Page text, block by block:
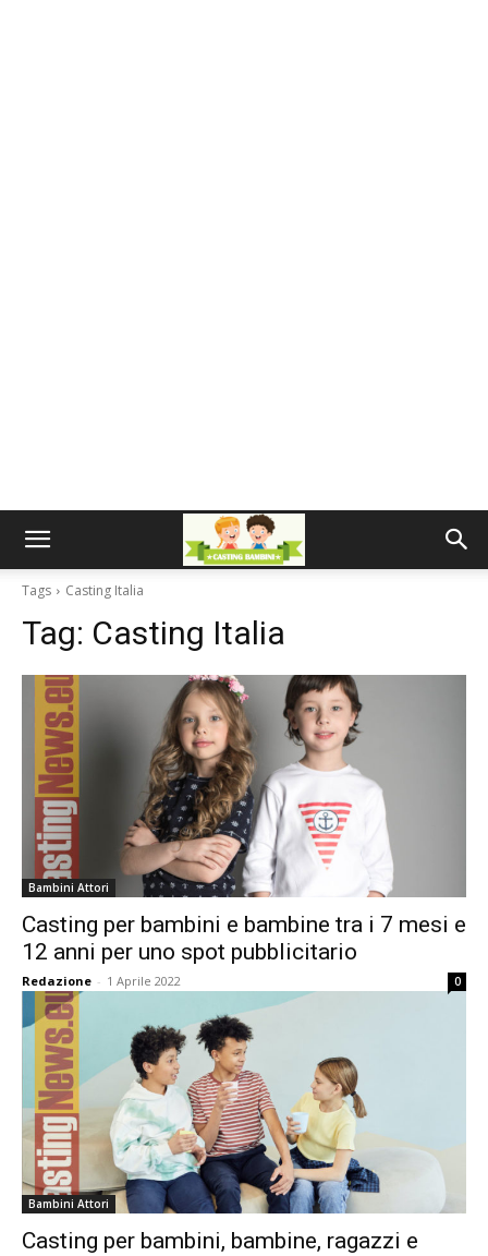
Tags Casting Italia
Tag: Casting Italia
Bambini Attori
Casting per bambini e bambine tra i 7 mesi e
12 anni per uno spot pubblicitario
Redazione - 1 Aprile 2022 0
Bambini Attori
Casting per bambini, bambine, ragazzi e